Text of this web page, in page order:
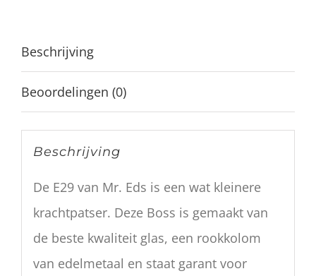
Beschrijving
Beoordelingen (0)
Beschrijving
De E29 van Mr. Eds is een wat kleinere
krachtpatser. Deze Boss is gemaakt van
de beste kwaliteit glas, een rookkolom
van edelmetaal en staat garant voor